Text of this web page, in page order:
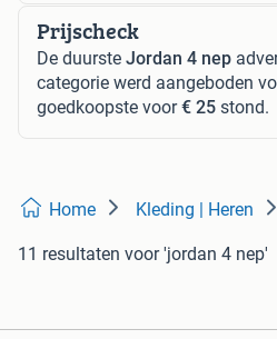
Prijscheck
De duurste Jordan 4 nep
categorie werd aangeboden
goedkoopste voor€ 25 stond.
Home Kleding | Heren
11 resultaten voor 'jordan 4 nep'